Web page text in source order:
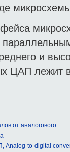
и
ЦАП лежит
от аналогового
Analog-to-digital